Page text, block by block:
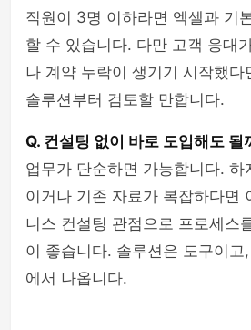
직원이 3명 이하라면 엑셀과 기
할 수 있습니다. 다만 고객 응대
나 계약 누락이 생기기 시작했다
솔루션부터 검토할 만합니다.
Q. 컨설팅 없이 바로 도입해도 될
업무가 단순하면 가능합니다. 하
이거나 기존 자료가 복잡하다면
니스 컨설팅 관점으로 프로세스
이 좋습니다. 솔루션은 도구이고
에서 나옵니다.